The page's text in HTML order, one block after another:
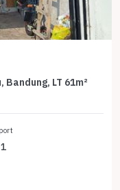
LT 61m²
1